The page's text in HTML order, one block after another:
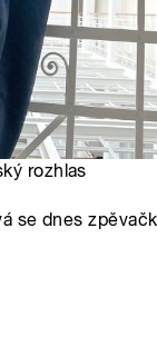
rozhlas
se dnes